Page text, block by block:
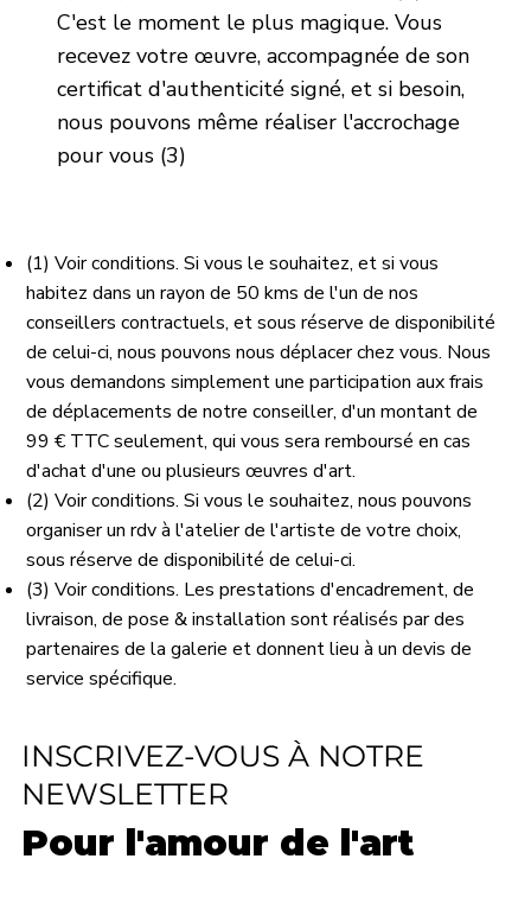
C'est le moment le plus magique. Vous
recevez votre œuvre, accompagnée de son
certificat d'authenticité signé, et si besoin,
nous pouvons même réaliser l'accrochage
pour vous (3)
(1) Voir conditions. Si vous le souhaitez, et si vous
habitez dans un rayon de 50 kms de l'un de nos
conseillers contractuels, et sous réserve de disponibilité
de celui-ci, nous pouvons nous déplacer chez vous. Nous
vous demandons simplement une participation aux frais
de déplacements de notre conseiller, d'un montant de
99 € TTC seulement, qui vous sera remboursé en cas
d'achat d'une ou plusieurs œuvres d'art.
(2) Voir conditions. Si vous le souhaitez, nous pouvons
organiser un rdv à l'atelier de l'artiste de votre choix,
sous réserve de disponibilité de celui-ci.
(3) Voir conditions. Les prestations d'encadrement, de
livraison, de pose & installation sont réalisés par des
partenaires de la galerie et donnent lieu à un devis de
service spécifique.
INSCRIVEZ-VOUS À NOTRE
NEWSLETTER
Pour l'amour de l'art